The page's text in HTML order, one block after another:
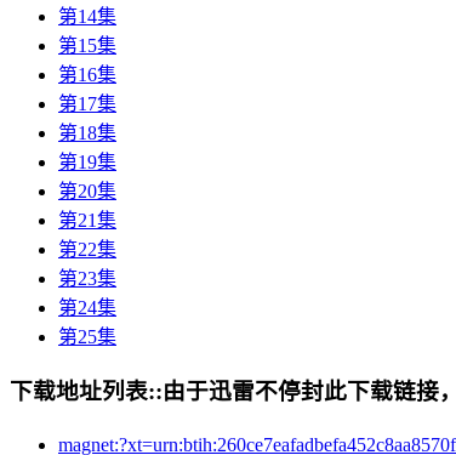
第14集
第15集
第16集
第17集
第18集
第19集
第20集
第21集
第22集
第23集
第24集
第25集
下载地址列表::由于迅雷不停封此下载链接